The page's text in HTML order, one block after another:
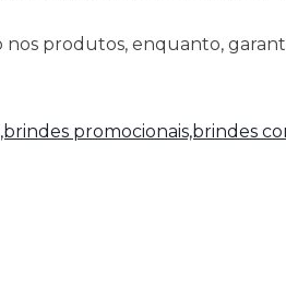
produtos, enquanto,
promocionais,brindes